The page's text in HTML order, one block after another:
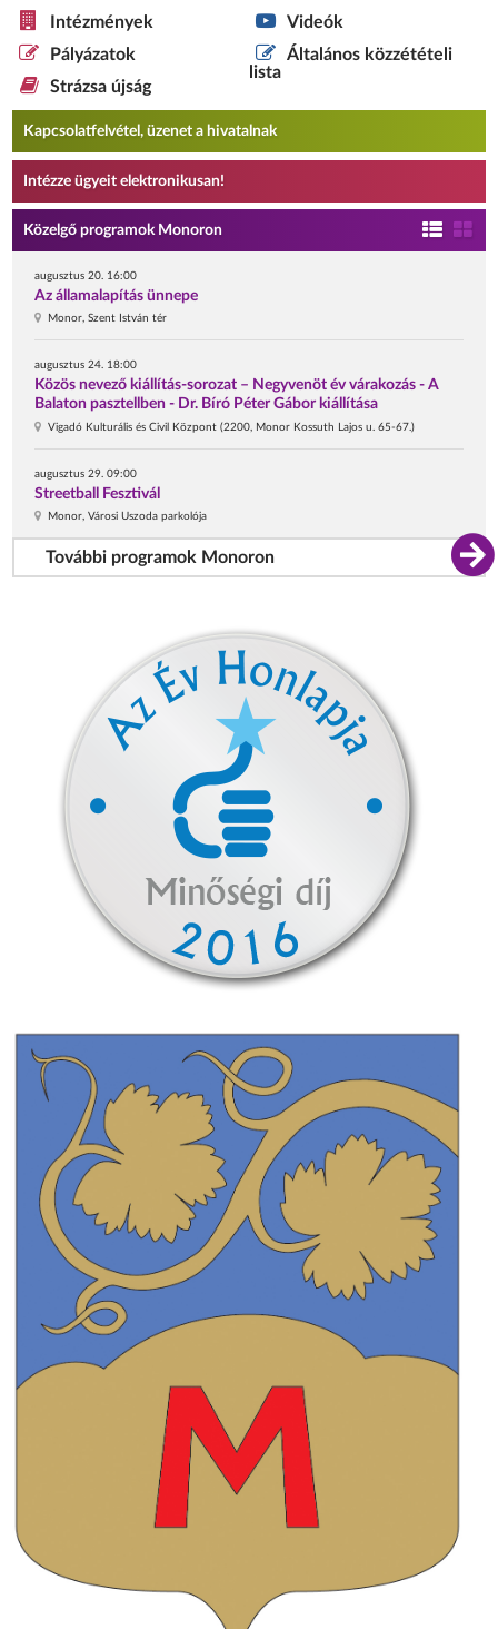
Intézmények
Pályázatok
Strázsa újság
Videók
Általános közzétételi
lista
Kapcsolatfelvétel, üzenet a hivatalnak
Intézze ügyeit elektronikusan!
Közelgő programok Monoron
augusztus 20. 16:00
Az államalapítás ünnepe
Monor, Szent István tér
augusztus 24. 18:00
Közös nevező kiállítás-sorozat – Negyvenöt év várakozás - A
Balaton pasztellben - Dr. Bíró Péter Gábor kiállítása
Vigadó Kulturális és Civil Központ (2200, Monor Kossuth Lajos u. 65-67.)
augusztus 29. 09:00
Streetball Fesztivál
Monor, Városi Uszoda parkolója
További programok Monoron